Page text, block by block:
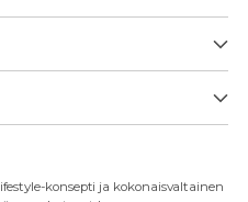
konsepti ja kokonaisvaltainen